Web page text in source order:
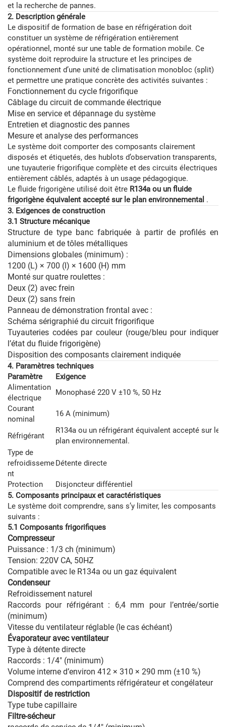
et la recherche de pannes.
2. Description générale
Le dispositif de formation de base en réfrigération doit
constituer un système de réfrigération entièrement
opérationnel, monté sur une table de formation mobile. Ce
système doit reproduire la structure et les principes de
fonctionnement d’une unité de climatisation monobloc (split)
et permettre une pratique concrète des activités suivantes :
Fonctionnement du cycle frigorifique
Câblage du circuit de commande électrique
Mise en service et dépannage du système
Entretien et diagnostic des pannes
Mesure et analyse des performances
Le système doit comporter des composants clairement
disposés et étiquetés, des hublots d’observation transparents,
une tuyauterie frigorifique complète et des circuits électriques
entièrement câblés, adaptés à un usage pédagogique.
Le fluide frigorigène utilisé doit être R134a ou un fluide
frigorigène équivalent accepté sur le plan environnemental .
3. Exigences de construction
3.1 Structure mécanique
Structure de type banc fabriquée à partir de profilés en
aluminium et de tôles métalliques
Dimensions globales (minimum) :
1200 (L) × 700 (l) × 1600 (H) mm
Monté sur quatre roulettes :
Deux (2) avec frein
Deux (2) sans frein
Panneau de démonstration frontal avec :
Schéma sérigraphié du circuit frigorifique
Tuyauteries codées par couleur (rouge/bleu pour indiquer
l’état du fluide frigorigène)
Disposition des composants clairement indiquée
4. Paramètres techniques
Paramètre
Exigence
Alimentation
électrique
Monophasé 220 V ±10 %, 50 Hz
Courant
nominal
16 A (minimum)
Réfrigérant
R134a ou un réfrigérant équivalent accepté sur le
plan environnemental.
Type de
refroidisseme
nt
Détente directe
Protection
Disjoncteur différentiel
5. Composants principaux et caractéristiques
Le système doit comprendre, sans s’y limiter, les composants
suivants :
5.1 Composants frigorifiques
Compresseur
Puissance : 1/3 ch (minimum)
Tension: 220V CA, 50HZ
Compatible avec le R134a ou un gaz équivalent
Condenseur
Refroidissement naturel
Raccords pour réfrigérant : 6,4 mm pour l’entrée/sortie
(minimum)
Vitesse du ventilateur réglable (le cas échéant)
Évaporateur avec ventilateur
Type à détente directe
Raccords : 1/4" (minimum)
Volume interne d’environ 412 × 310 × 290 mm (±10 %)
Comprend des compartiments réfrigérateur et congélateur
Dispositif de restriction
Type tube capillaire
Filtre-sécheur